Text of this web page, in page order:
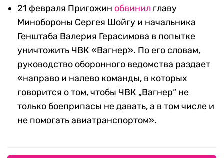
21 февраля Пригожин обвинил главу
Минобороны Сергея Шойгу и начальника
Генштаба Валерия Герасимова в попытке
уничтожить ЧВК «Вагнер». По его словам,
руководство оборонного ведомства раздает
«направо и налево команды, в которых
говорится о том, чтобы ЧВК „Вагнер“ не
только боеприпасы не давать, а в том числе и
не помогать авиатранспортом».